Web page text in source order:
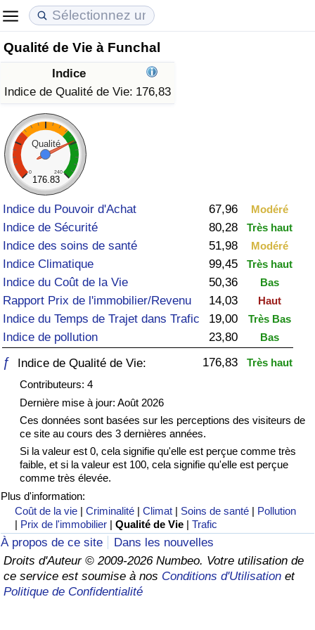
Qualité de Vie à Funchal
Indice
Indice de Qualité de Vie: 176,83
Qualité
0 240
176.83
Indice du Pouvoir d'Achat 67,96 Modéré
Indice de Sécurité 80,28 Très haut
Indice des soins de santé 51,98 Modéré
Indice Climatique 99,45 Très haut
Indice du Coût de la Vie 50,36 Bas
Rapport Prix de l'immobilier/Revenu 14,03 Haut
Indice du Temps de Trajet dans Trafic 19,00 Très Bas
Indice de pollution 23,80 Bas
ƒ Indice de Qualité de Vie: 176,83
Très haut
Contributeurs: 4
Dernière mise à jour: Août 2026
Ces données sont basées sur les perceptions des visiteurs de
ce site au cours des 3 dernières années.
Si la valeur est 0, cela signifie qu'elle est perçue comme très
faible, et si la valeur est 100, cela signifie qu'elle est perçue
comme très élevée.
Plus d'information:
Coût de la vie |Criminalité |Climat | Soins de santé | Pollution
| Prix de l'immobilier |Qualité de Vie |Trafic
À propos de ce site
Dans les nouvelles
Droits d'Auteur © 2009-2026 Numbeo. Votre utilisation de
ce service est soumise à nos Conditions d'Utilisation et
Politique de Confidentialité
Coût de la vie
Indice du Coût de la Vie (Actuel)
Indice du Coût de la Vie
Indice du coût de la vie par pays
à Akaba
Prix de l'immobilier
Indice des Prix de l'immobilier (Actuel)
Indice des Prix de l'immobilier
Indice des Prix de l'immobilier par Pays
Qualité de Vie
Indice de Qualité de Vie
Indice de Qualité de Vie (Actuel)
Indice de qualité de vie par pays
Criminalité
Indice de Criminalité (Actuel)
Indice de Criminalité
Indice de criminalité par pays
Soins de santé
Indice des soins de santé
Indice des soins de santé par Pays
Pollution
Indice de Pollution (Actuel)
Indice de pollution
Indice de Pollution par Pays